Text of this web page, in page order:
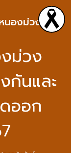
นองม่วง
ม่วง
กันและ
ออก